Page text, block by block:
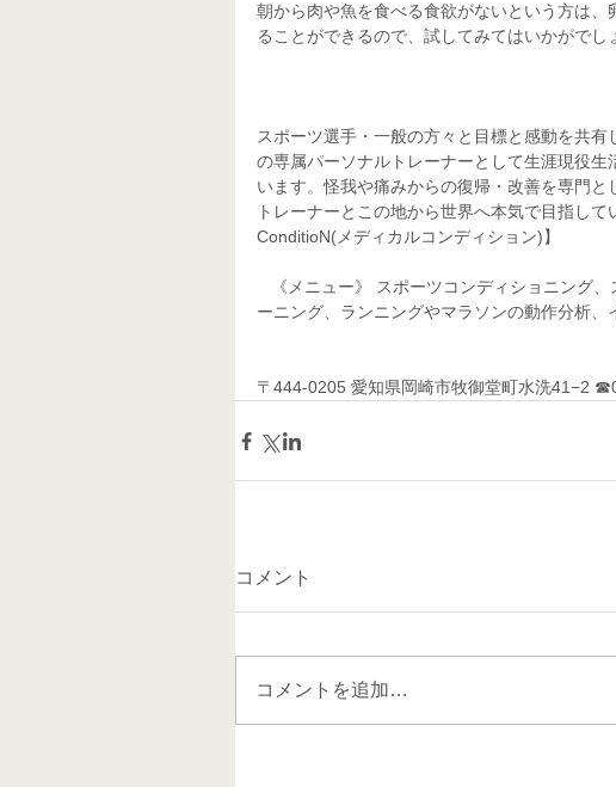
朝から肉や魚を食べる食欲がないという方は
ることができるので、試してみてはいかがでし
スポーツ選手・一般の方々と目標と感動を共
の専属パーソナルトレーナーとして生涯現役
います。怪我や痛みからの復帰・改善を専門
トレーナーとこの地から世界へ本気で目指し
ConditioN(メディカルコンディション)】
ーニング、ランニングやマラソンの動作分析
〒444-0205 愛知県岡崎市牧御堂町水洗41−2
コメント
コメントを追加…